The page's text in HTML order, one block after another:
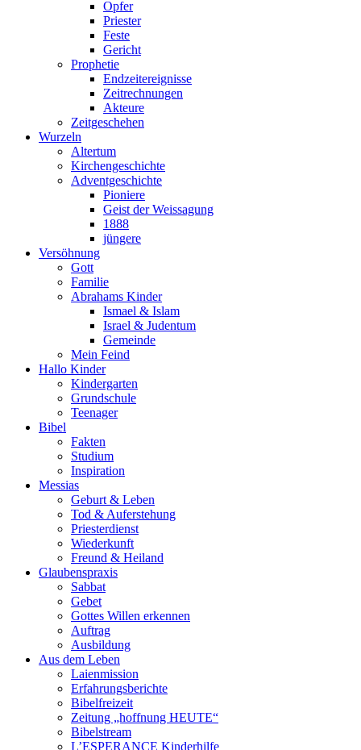
Opfer
Priester
Feste
Gericht
Prophetie
Endzeitereignisse
Zeitrechnungen
Akteure
Zeitgeschehen
Wurzeln
Altertum
Kirchengeschichte
Adventgeschichte
Pioniere
Geist der Weissagung
1888
jüngere
Versöhnung
Gott
Familie
Abrahams Kinder
Ismael & Islam
Israel & Judentum
Gemeinde
Mein Feind
Hallo Kinder
Kindergarten
Grundschule
Teenager
Bibel
Fakten
Studium
Inspiration
Messias
Geburt & Leben
Tod & Auferstehung
Priesterdienst
Wiederkunft
Freund & Heiland
Glaubenspraxis
Sabbat
Gebet
Gottes Willen erkennen
Auftrag
Ausbildung
Aus dem Leben
Laienmission
Erfahrungsberichte
Bibelfreizeit
Zeitung „hoffnung HEUTE“
Bibelstream
L’ESPERANCE Kinderhilfe